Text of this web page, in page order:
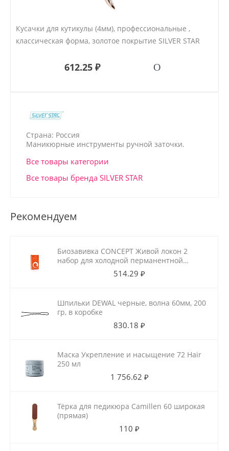
Кусачки для кутикулы (4мм), профессиональные ,
классическая форма, золотое покрытие SILVER STAR
612.25 ₽
Страна: Россия
Маникюрные инструменты ручной заточки.
Все товары категории
Все товары бренда SILVER STAR
Рекомендуем
Биозавивка CONCEPT Живой локон 2
набор для холодной перманентной
завивки для ослабленных волос
514.29 ₽
Шпильки DEWAL черные, волна 60мм, 200
гр, в коробке
830.18 ₽
Маска Укрепление и насыщение 72 Hair
250 мл
1 756.62 ₽
Тёрка для педикюра Camillen 60 широкая
(прямая)
110 ₽